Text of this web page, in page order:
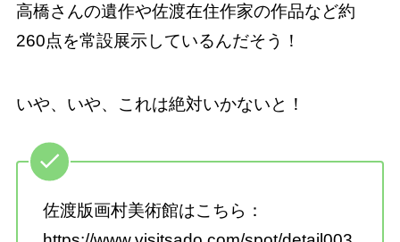
高橋さんの遺作や佐渡在住作家の作品など約
260点を常設展示しているんだそう！
いや、いや、これは絶対いかないと！
佐渡版画村美術館はこちら：